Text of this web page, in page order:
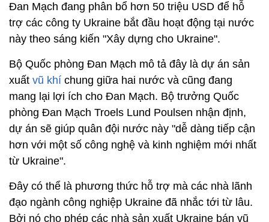
Đan Mạch đang phân bổ hơn 50 triệu USD để hỗ
trợ các công ty Ukraine bắt đầu hoạt động tại nước
này theo sáng kiến ​​"Xây dựng cho Ukraine".
Bộ Quốc phòng Đan Mạch mô tả đây là dự án sản
xuất vũ khí chung giữa hai nước và cũng đang
mang lại lợi ích cho Đan Mạch. Bộ trưởng Quốc
phòng Đan Mạch Troels Lund Poulsen nhận định,
dự án sẽ giúp quân đội nước này "dễ dàng tiếp cận
hơn với một số công nghệ và kinh nghiệm mới nhất
từ ​​Ukraine".
Đây có thể là phương thức hỗ trợ mà các nhà lãnh
đạo ngành công nghiệp Ukraine đã nhắc tới từ lâu.
Bởi nó cho phép các nhà sản xuất Ukraine bán vũ